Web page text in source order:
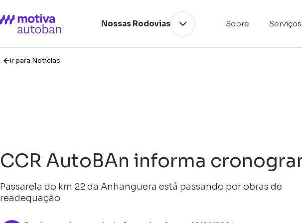
Nossas Rodovias Sobre Serviços
Ir para Notícias
CCR AutoBAn informa
Passarela do km 22 da Anhanguera está passando por obras de
readequação